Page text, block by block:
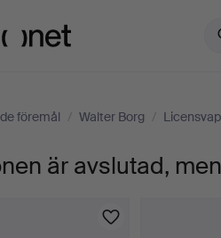
föremål / Walter Borg /
är avslutad,